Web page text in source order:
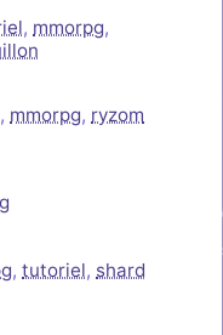
, mmorpg,
, mmorpg, ryzom
, tutoriel, shard